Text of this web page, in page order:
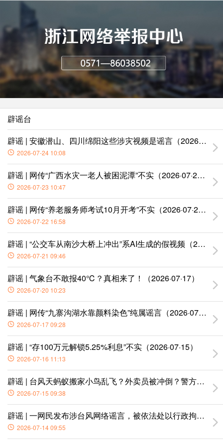
辟谣台
辟谣 | 安徽潜山、四川绵阳这些涉灾视频是谣言（2026·07·23
2026-07-24 10:08
辟谣 | 网传“广西水灾一老人被困泥潭”不实（2026·07·22）
2026-07-23 10:47
辟谣 | 网传“养老服务师考试10月开考”不实（2026·07·21）
2026-07-22 16:58
辟谣 | “公交车从南沙大桥上冲出”系AI生成的假视频（
2026-07-21 09:46
辟谣 | 气象台不敢报40℃？真相来了！（2026·07·17）
2026-07-20 10:23
辟谣 | 网传“九寨沟湖水靠颜料染色”纯属谣言（2026·07·16）
2026-07-17 09:28
辟谣 | “存100万元解锁5.25%利息”不实（2026·07·15）
2026-07-16 11:13
辟谣 | 台风天蚂蚁搬家小鸟乱飞？外卖员被冲倒？警方通报
2026-07-15 09:38
辟谣 | 一网民发布涉台风网络谣言，被依法处以行政拘留处罚
2026-07-14 09:55